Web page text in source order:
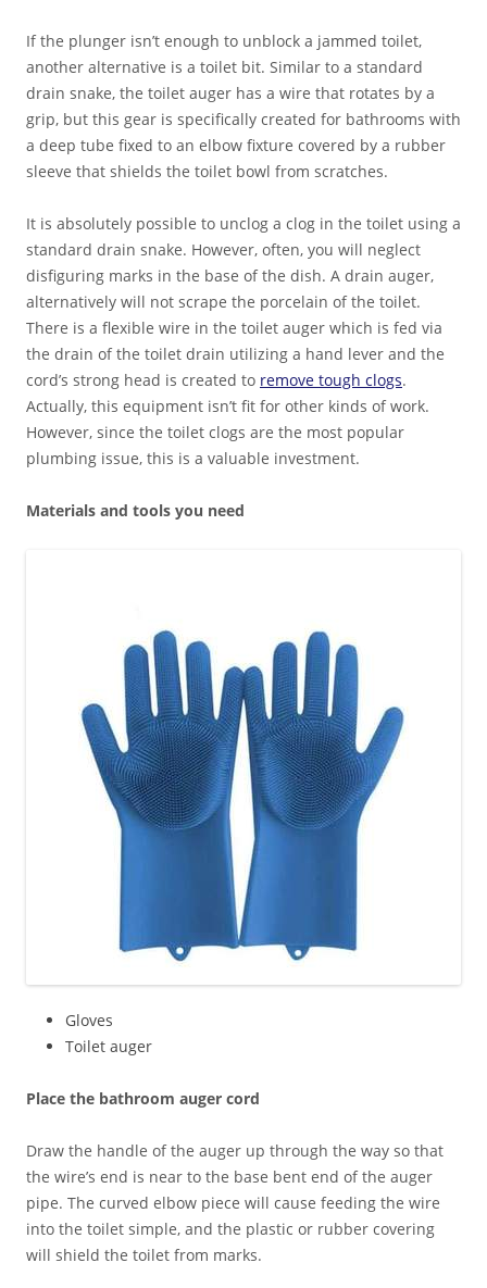
If the plunger isn’t enough to unblock a jammed toilet,
another alternative is a toilet bit. Similar to a standard
drain snake, the toilet auger has a wire that rotates by a
grip, but this gear is specifically created for bathrooms with
a deep tube fixed to an elbow fixture covered by a rubber
sleeve that shields the toilet bowl from scratches.
It is absolutely possible to unclog a clog in the toilet using a
standard drain snake. However, often, you will neglect
disfiguring marks in the base of the dish. A drain auger,
alternatively will not scrape the porcelain of the toilet.
There is a flexible wire in the toilet auger which is fed via
the drain of the toilet drain utilizing a hand lever and the
cord’s strong head is created to remove tough clogs.
Actually, this equipment isn’t fit for other kinds of work.
However, since the toilet clogs are the most popular
plumbing issue, this is a valuable investment.
Materials and tools you need
Gloves
Toilet auger
Place the bathroom auger cord
Draw the handle of the auger up through the way so that
the wire’s end is near to the base bent end of the auger
pipe. The curved elbow piece will cause feeding the wire
into the toilet simple, and the plastic or rubber covering
will shield the toilet from marks.